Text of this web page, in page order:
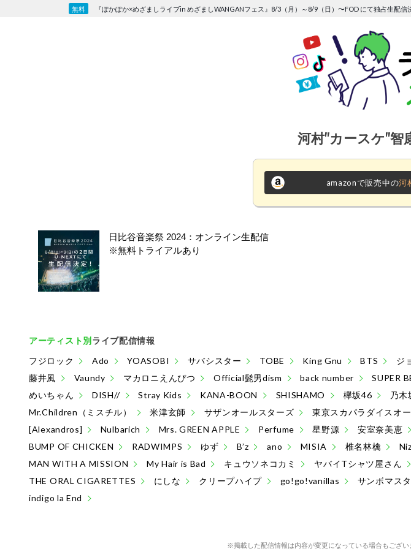
河村"カースケ"智
amazonで販売中の河
日比谷音楽祭 2024：オンライン生配信
※無料トライアルあり
アーティスト別ライブ配信情報
フジロック Ado YOASOBI サバシスター TOBE King Gnu BTS ジ
藤井風
Vaundy マカロニえんぴつ Official髭男dism back number SUPER
めいちゃん
DISH// Stray Kids KANA-BOON SHISHAMO 欅坂46 乃木
Mr.Children（ミスチル）
米津玄師 サザンオールスターズ 東京スカパラダイスオ
[Alexandros]
Nulbarich Mrs. GREEN APPLE Perfume 星野源 安室奈美恵
BUMP OF CHICKEN
RADWIMPS ゆず B’z ano MISIA 椎名林檎
MAN WITH A MISSION
My Hair is Bad キュウソネコカミ ヤバイTシャツ屋さん
THE ORAL CIGARETTES
にしな クリープハイプ go!go!vanillas サンボマス
indigo la End
※掲載した配信情報は内容が変更になっている場合もござ
『ぽかぽか×めざましライブin めざましWANGANフェス』8/3（月）～8/9（日）〜FOD にて独占生配信